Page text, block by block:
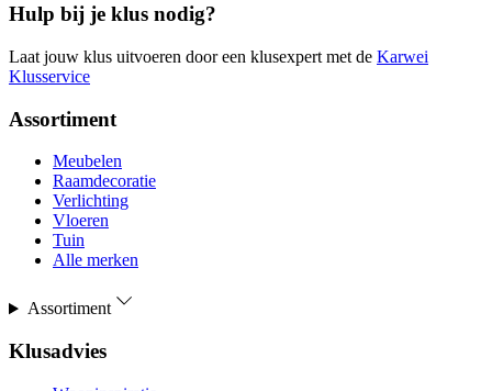
Hulp bij je klus nodig?
Laat jouw klus uitvoeren door een klusexpert met de Karwei
Klusservice
Assortiment
Meubelen
Raamdecoratie
Verlichting
Vloeren
Tuin
Alle merken
Assortiment
Klusadvies